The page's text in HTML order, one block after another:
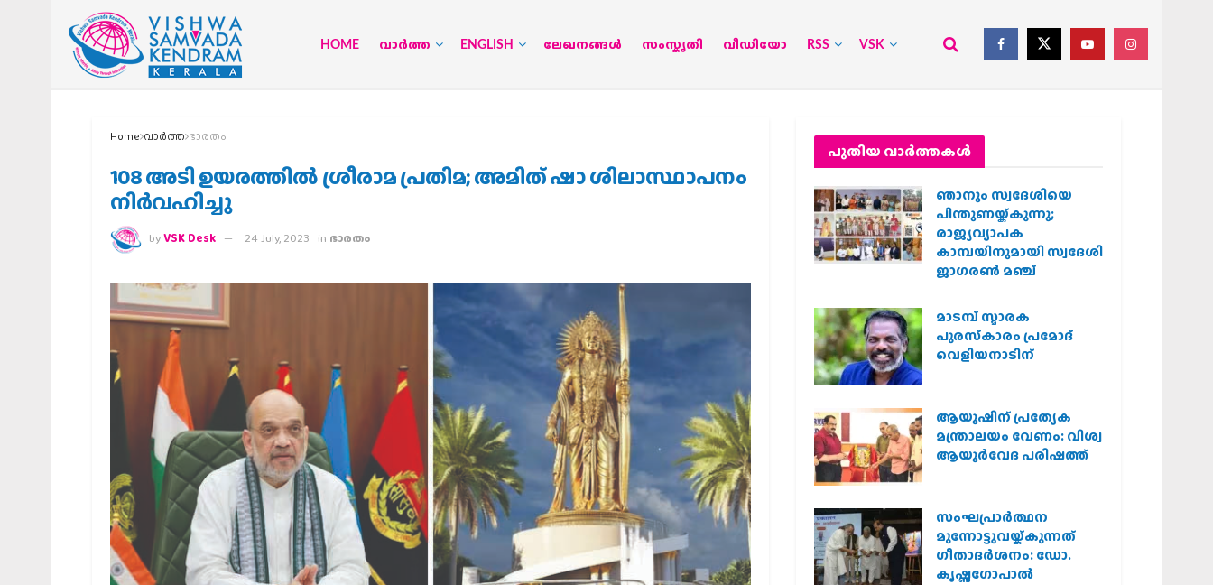
HOME വാര്‍ത്ത ENGLISH ലേഖനങ്ങള്‍ സംസ്കൃതി വീഡിയോ RSS VSK
Home വാര്‍ത്ത ഭാരതം
108 അടി ഉയരത്തില്‍ ശ്രീരാമ പ്രതിമ; അമിത് ഷാ ശിലാസ്ഥാപനം
നിര്‍വഹിച്ചു
byVSK Desk 24 July, 2023 in ഭാരതം
പുതിയ വാര്‍ത്തകള്‍
ഞാനും സ്വദേശിയെ
പിന്തുണയ്ക്കുന്നു;
രാജ്യവ്യാപക
കാമ്പയിനുമായി സ്വദേശി
ജാഗരണ്‍ മഞ്ച്
മാടമ്പ് സ്മാരക
പുരസ്‌കാരം പ്രമോദ്
വെളിയനാടിന്
ആയുഷിന് പ്രത്യേക
മന്ത്രാലയം വേണം: വിശ്വ
ആയുര്‍വേദ പരിഷത്ത്
സംഘപ്രാര്‍ത്ഥന
മുന്നോട്ടുവയ്ക്കുന്നത്
ഗീതാദര്‍ശനം: ഡോ.
കൃഷ്ണഗോപാല്‍